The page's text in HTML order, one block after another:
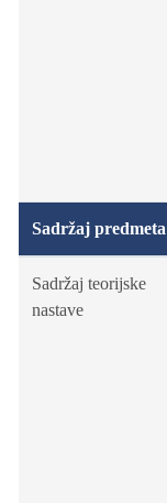
Sadržaj predmeta
Sadržaj teorijske
nastave